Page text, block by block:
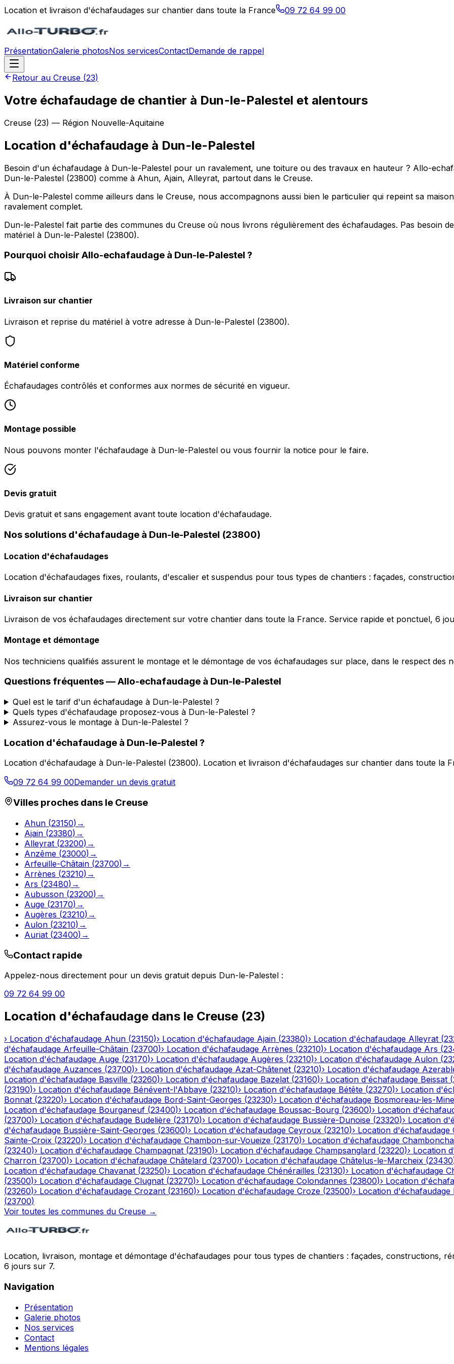
Location et livraison d'échafaudages sur chantier dans toute la France 09 72 64 99 00
PrésentationGalerie photosNos servicesContactDemande de rappel
Retour au Creuse (23)
Votre échafaudage de chantier à Dun-le-Palestel et alentours
Creuse (23) — Région Nouvelle-Aquitaine
Location d'échafaudage à Dun-le-Palestel
Besoin d'un échafaudage à Dun-le-Palestel pour un ravalement, une toiture ou des travaux en hauteur ? Allo-
Dun-le-Palestel (23800) comme à Ahun, Ajain, Alleyrat, partout dans le Creuse.
À Dun-le-Palestel comme ailleurs dans le Creuse, nous accompagnons aussi bien le particulier qui repeint sa
ravalement complet.
Dun-le-Palestel fait partie des communes du Creuse où nous livrons régulièrement des échafaudages. Pas besoin
matériel à Dun-le-Palestel (23800).
Pourquoi choisir Allo-echafaudage à Dun-le-Palestel ?
Livraison sur chantier
Livraison et reprise du matériel à votre adresse à Dun-le-Palestel (23800).
Matériel conforme
Échafaudages contrôlés et conformes aux normes de sécurité en vigueur.
Montage possible
Nous pouvons monter l'échafaudage à Dun-le-Palestel ou vous fournir la notice pour le faire.
Devis gratuit
Devis gratuit et sans engagement avant toute location d'échafaudage.
Nos solutions d'échafaudage à Dun-le-Palestel (23800)
Location d'échafaudages
Location d'échafaudages fixes, roulants, d'escalier et suspendus pour tous types de chantiers : façades,
Livraison sur chantier
Livraison de vos échafaudages directement sur votre chantier dans toute la France. Service rapide et ponctuel, 6
Montage et démontage
Nos techniciens qualifiés assurent le montage et le démontage de vos échafaudages sur place, dans le respect des
Questions fréquentes —Allo-echafaudage à Dun-le-Palestel
Quel est le tarif d'un échafaudage à Dun-le-Palestel ?
Quels types d'échafaudage proposez-vous à Dun-le-Palestel ?
Assurez-vous le montage à Dun-le-Palestel ?
Location d'échafaudage à Dun-le-Palestel ?
Location d'échafaudage à Dun-le-Palestel (23800). Location et livraison d'échafaudages sur chantier dans toute la
09 72 64 99 00Demander un devis gratuit
Villes proches dans le Creuse
Ahun (23150) →
Ajain (23380) →
Alleyrat (23200) →
Anzême (23000) →
Arfeuille-Châtain (23700) →
Arrènes (23210) →
Ars (23480) →
Aubusson (23200) →
Auge (23170) →
Augères (23210) →
Aulon (23210) →
Auriat (23400) →
Contact rapide
Appelez-nous directement pour un devis gratuit depuis Dun-le-Palestel :
09 72 64 99 00
Location d'échafaudage dans le Creuse (23)
› Location d'échafaudage Ahun (23150)› Location d'échafaudage Ajain (23380)› Location d'échafaudage Alleyrat (
d'échafaudage Arfeuille-Châtain (23700)› Location d'échafaudage Arrènes (23210)› Location d'échafaudage Ars (
Location d'échafaudage Auge (23170)› Location d'échafaudage Augères (23210)› Location d'échafaudage Aulon (
d'échafaudage Auzances (23700)› Location d'échafaudage Azat-Châtenet (23210)› Location d'échafaudage
Location d'échafaudage Basville (23260)› Location d'échafaudage Bazelat (23160)› Location d'échafaudage Beissat (
(23190)› Location d'échafaudage Bénévent-l'Abbaye (23210)› Location d'échafaudage Bétête (23270)› Location
Bonnat (23220)› Location d'échafaudage Bord-Saint-Georges (23230)› Location d'échafaudage Bosmoreau-les-
Location d'échafaudage Bourganeuf (23400)› Location d'échafaudage Boussac-Bourg (23600)› Location
(23700)› Location d'échafaudage Budelière (23170)› Location d'échafaudage Bussière-Dunoise (23320)› Location
d'échafaudage Bussière-Saint-Georges (23600)› Location d'échafaudage Ceyroux (23210)› Location d'échafaudage
Sainte-Croix (23220)› Location d'échafaudage Chambon-sur-Voueize (23170)› Location d'échafaudage
(23240)› Location d'échafaudage Champagnat (23190)› Location d'échafaudage Champsanglard (23220)› Location
Charron (23700)› Location d'échafaudage Châtelard (23700)› Location d'échafaudage Châtelus-le-Marcheix (23430
Location d'échafaudage Chavanat (23250)› Location d'échafaudage Chénérailles (23130)› Location d'échafaudage
(23500)› Location d'échafaudage Clugnat (23270)› Location d'échafaudage Colondannes (23800)› Location
(23260)› Location d'échafaudage Crozant (23160)› Location d'échafaudage Croze (23500)› Location d'échafaudage
(23700)
Voir toutes les communes du Creuse →
Location, livraison, montage et démontage d'échafaudages pour tous types de chantiers : façades, constructions,
6 jours sur 7.
Navigation
Présentation
Galerie photos
Nos services
Contact
Mentions légales